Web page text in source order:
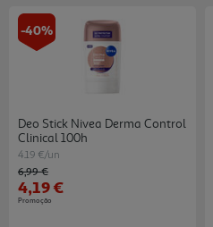
-40%
Deo Stick Nivea Derma Control
Clinical 100h
4.19 €/un
Price reduced from
6,99 €to
4,19 €
Promoção